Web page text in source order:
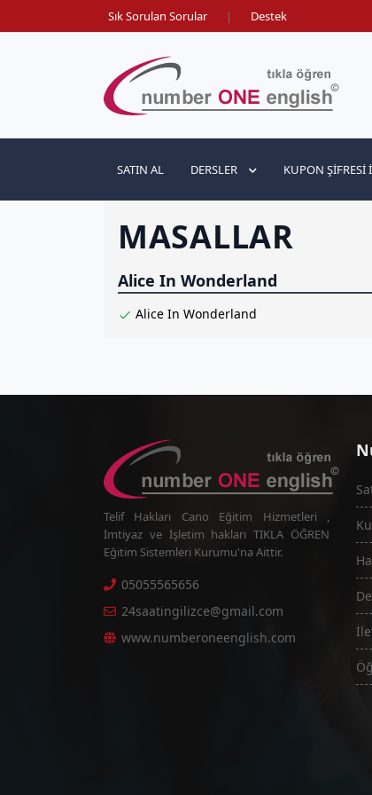
Sık Sorulan Sorular | Destek
SATIN AL DERSLER KUPON ŞIFRESI
MASALLAR
Alice In Wonderland
Alice In Wonderland
Telif Hakları Cano Eğitim Hizmetleri ,
İmtiyaz ve İşletim hakları TIKLA ÖĞREN
Eğitim Sistemleri Kurumu'na Aittir.
05055565656
24saatingilizce@gmail.com
www.numberoneenglish.com